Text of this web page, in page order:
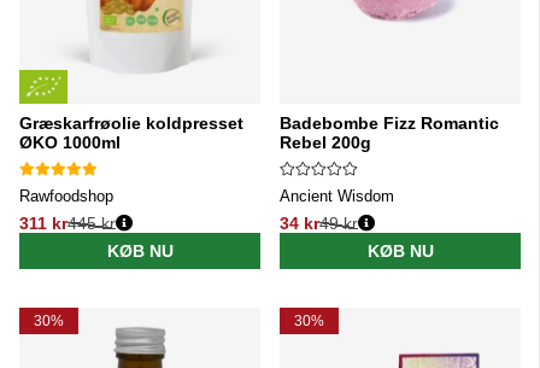
Græskarfrøolie koldpresset
ØKO 1000ml
Rawfoodshop
311 kr
Normalpris:
445 kr
KØB NU
Badebombe Fizz Romantic
Rebel 200g
Ancient Wisdom
34 kr
Normalpris:
49 kr
KØB NU
30% 30%